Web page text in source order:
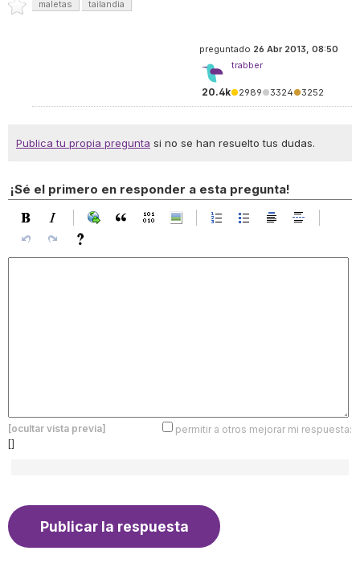
maletas tailandia
preguntado 26 Abr 2013, 08:50
trabber
20.4k●2989●3324●3252
Publica tu propia pregunta si no se han resuelto tus dudas.
¡Sé el primero en responder a esta pregunta!
[ocultar vista previa]
permitir a otros mejorar mi respuesta:
[]